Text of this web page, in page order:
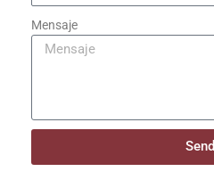
Mensaje
Send